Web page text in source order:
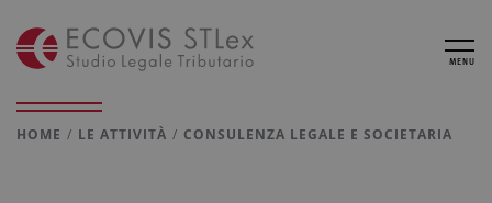
MENU
HOME LE ATTIVITÀ CONSULENZA LEGALE E SOCIETARIA